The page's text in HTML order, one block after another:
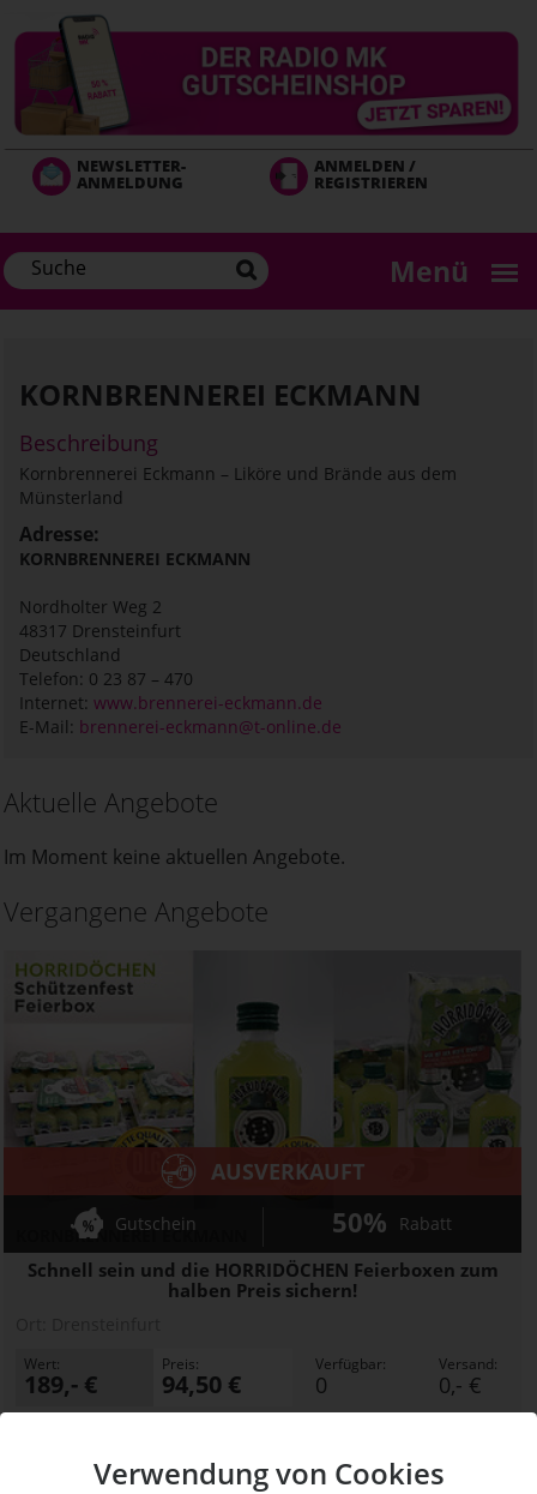
Verwendung von Cookies
zum
Inhalt
NEWSLETTER-
ANMELDUNG
ANMELDEN /
REGISTRIEREN
Menü
KORNBRENNEREI ECKMANN
Beschreibung
Kornbrennerei Eckmann – Liköre und Brände aus dem
Münsterland
Adresse:
KORNBRENNEREI ECKMANN
Nordholter Weg 2
48317 Drensteinfurt
Deutschland
Telefon: 0 23 87 – 470
Internet: www.brennerei-eckmann.de
E-Mail: brennerei-eckmann@t-online.de
Aktuelle Angebote
Im Moment keine aktuellen Angebote.
Vergangene Angebote
KORNBRENNEREI ECKMANN
Schnell sein und die HORRIDÖCHEN Feierboxen zum
halben Preis sichern!
AUSVERKAUFT
Gutschein 50% Rabatt
Wert:
189,- €
Preis:
94,50 €
Verfügbar:
0
Versand:
0,- €